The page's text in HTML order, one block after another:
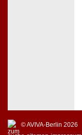
© AVIVA-Berlin 2026